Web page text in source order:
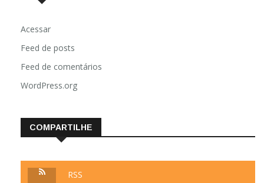
Acessar
Feed de posts
Feed de comentários
WordPress.org
COMPARTILHE
RSS